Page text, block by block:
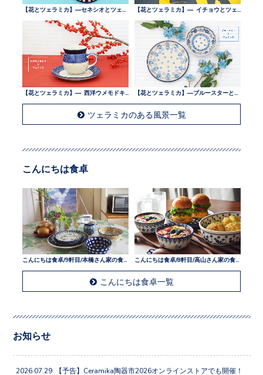
ツェラミカのある風景一覧
こんにちは食卓
こんにちは食卓/9軒目/本橋さん家の食卓
こんにちは食卓一覧
お知らせ
2026.07.29 【予告】Ceramika陶器市2026オンラインストアでも開催！